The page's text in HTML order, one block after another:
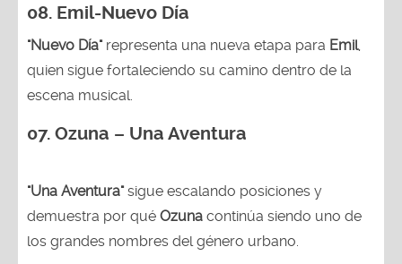
08. Emil-Nuevo Día
"Nuevo Día"representa una nueva etapa para Emil,
quien sigue fortaleciendo su camino dentro de la
escena musical.
07. Ozuna – Una Aventura
"Una Aventura"sigue escalando posiciones y
demuestra por qué Ozuna continúa siendo uno de
los grandes nombres del género urbano.